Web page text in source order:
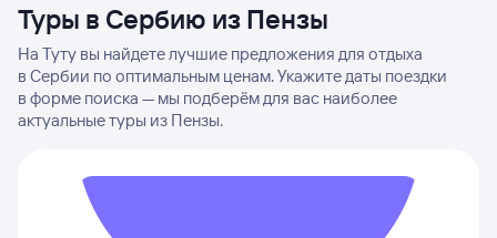
Туры в Сербию из Пензы
На Туту вы найдете лучшие предложения для отдыха
в Сербии по оптимальным ценам. Укажите даты поездки
в форме поиска — мы подберём для вас наиболее
актуальные туры из Пензы.